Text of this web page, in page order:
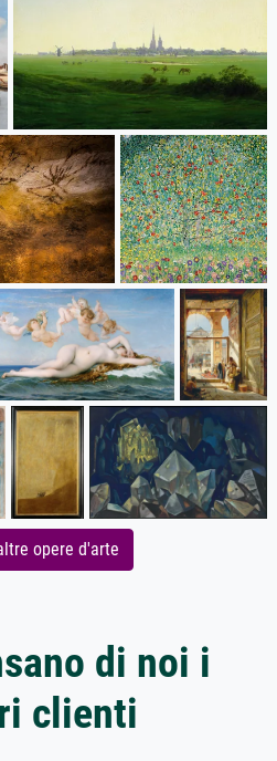
opere d'arte
di noi i
clienti